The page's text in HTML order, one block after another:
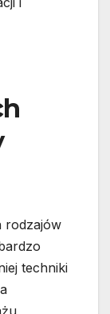
rodzajów
techniki